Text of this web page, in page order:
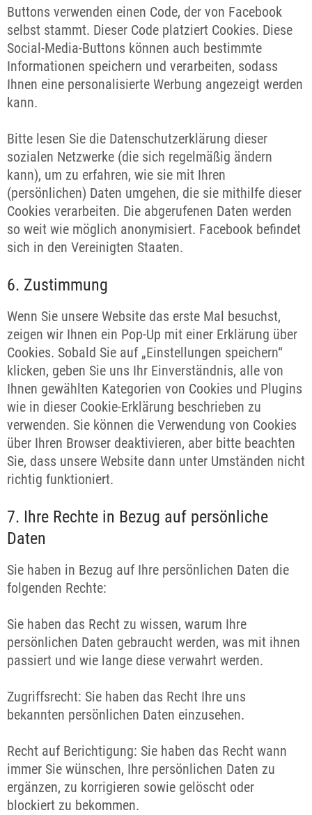
Buttons verwenden einen Code, der von Facebook
selbst stammt. Dieser Code platziert Cookies. Diese
Social-Media-Buttons können auch bestimmte
Informationen speichern und verarbeiten, sodass
Ihnen eine personalisierte Werbung angezeigt werden
kann.
Bitte lesen Sie die Datenschutzerklärung dieser
sozialen Netzwerke (die sich regelmäßig ändern
kann), um zu erfahren, wie sie mit Ihren
(persönlichen) Daten umgehen, die sie mithilfe dieser
Cookies verarbeiten. Die abgerufenen Daten werden
so weit wie möglich anonymisiert. Facebook befindet
sich in den Vereinigten Staaten.
6. Zustimmung
Wenn Sie unsere Website das erste Mal besuchst,
zeigen wir Ihnen ein Pop-Up mit einer Erklärung über
Cookies. Sobald Sie auf „Einstellungen speichern“
klicken, geben Sie uns Ihr Einverständnis, alle von
Ihnen gewählten Kategorien von Cookies und Plugins
wie in dieser Cookie-Erklärung beschrieben zu
verwenden. Sie können die Verwendung von Cookies
über Ihren Browser deaktivieren, aber bitte beachten
Sie, dass unsere Website dann unter Umständen nicht
richtig funktioniert.
7. Ihre Rechte in Bezug auf persönliche
Daten
Sie haben in Bezug auf Ihre persönlichen Daten die
folgenden Rechte:
Sie haben das Recht zu wissen, warum Ihre
persönlichen Daten gebraucht werden, was mit ihnen
passiert und wie lange diese verwahrt werden.
Zugriffsrecht: Sie haben das Recht Ihre uns
bekannten persönlichen Daten einzusehen.
Recht auf Berichtigung: Sie haben das Recht wann
immer Sie wünschen, Ihre persönlichen Daten zu
ergänzen, zu korrigieren sowie gelöscht oder
blockiert zu bekommen.